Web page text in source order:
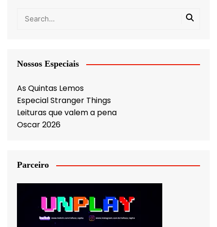
Nossos Especiais
As Quintas Lemos
Especial Stranger Things
Leituras que valem a pena
Oscar 2026
Parceiro